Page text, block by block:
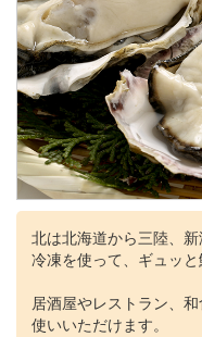
北は北海道から三陸、
冷凍を使って、ギュッと
居酒屋やレストラン、
使いいただけます。